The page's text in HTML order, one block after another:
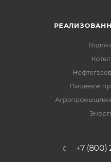
Пищевое
+7 (800)